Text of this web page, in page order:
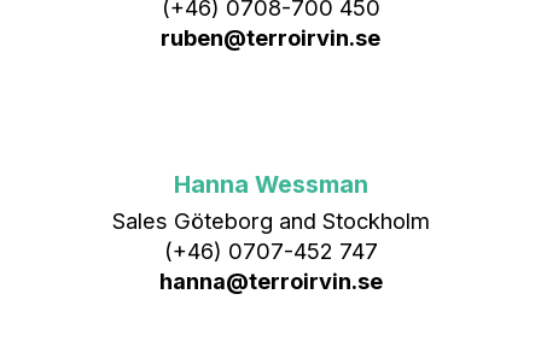
(+46) 0708-700 450‬
ruben@terroirvin.se
Hanna Wessman
Sales Göteborg and Stockholm
(+46) 0707-452 747
hanna@terroirvin.se